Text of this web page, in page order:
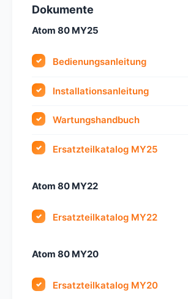
Dokumente
Atom 80 MY25
Bedienungsanleitung
Installationsanleitung
Wartungshandbuch
Ersatzteilkatalog MY25
Atom 80 MY22
Ersatzteilkatalog MY22
Atom 80 MY20
Ersatzteilkatalog MY20